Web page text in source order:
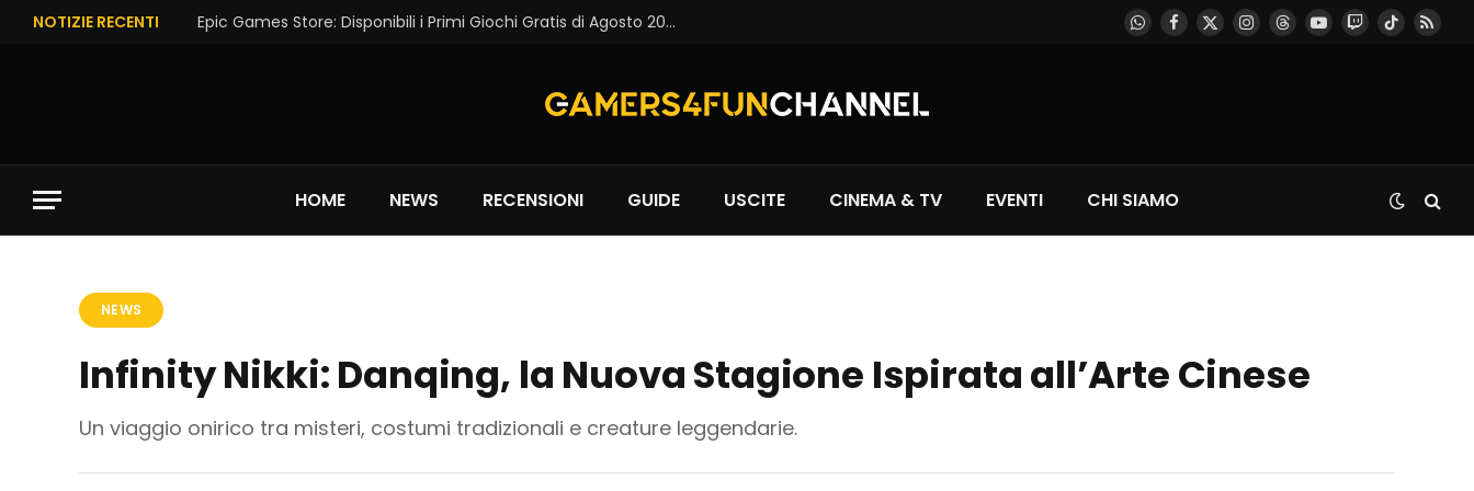
NOTIZIE RECENTI Epic Games Store: Disponibili i Primi Giochi Gratis di Agosto 2026 WhatsApp
Facebook
X
Instagram
ThreadsYouTube
TwitchTikTok
RSS
HOME NEWS RECENSIONI GUIDE USCITE CINEMA & TV EVENTI CHI SIAMO
NEWS
Infinity Nikki: Danqing, la Nuova Stagione Ispirata all’Arte Cinese
Un viaggio onirico tra misteri, costumi tradizionali e creature leggendarie.